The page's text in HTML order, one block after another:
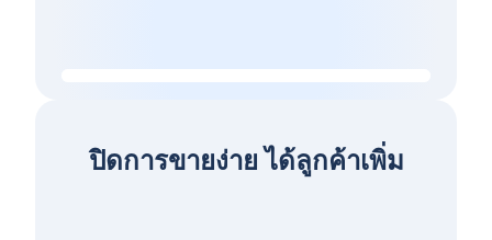
ปิดการขายง่าย ได้ลูกค้าเพิ่ม